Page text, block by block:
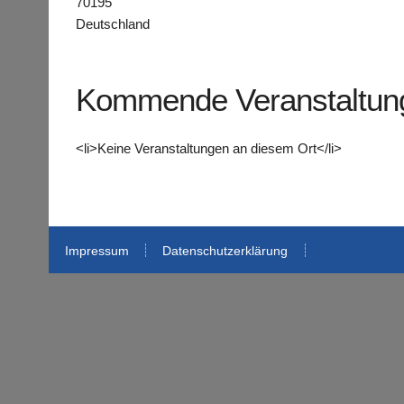
Deutschland
Kommende
<li>Keine Veranstaltungen an diesem Ort</li>
Impressum Datenschutzerklärung